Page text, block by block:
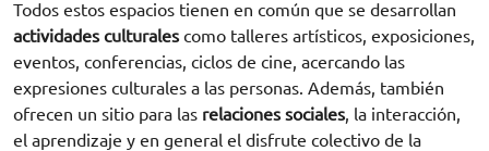
Todos estos espacios tienen en común que se desarrollan
actividades culturales como talleres artísticos, exposiciones,
eventos, conferencias, ciclos de cine, acercando las
expresiones culturales a las personas. Además, también
ofrecen un sitio para las relaciones sociales , la interacción,
el aprendizaje y en general el disfrute colectivo de la